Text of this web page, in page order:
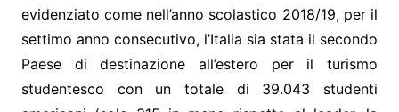
evidenziato come nell’anno scolastico 2018/19, per il
settimo anno consecutivo, l’Italia sia stata il secondo
Paese di destinazione all’estero per il turismo
studentesco con un totale di 39.043 studenti